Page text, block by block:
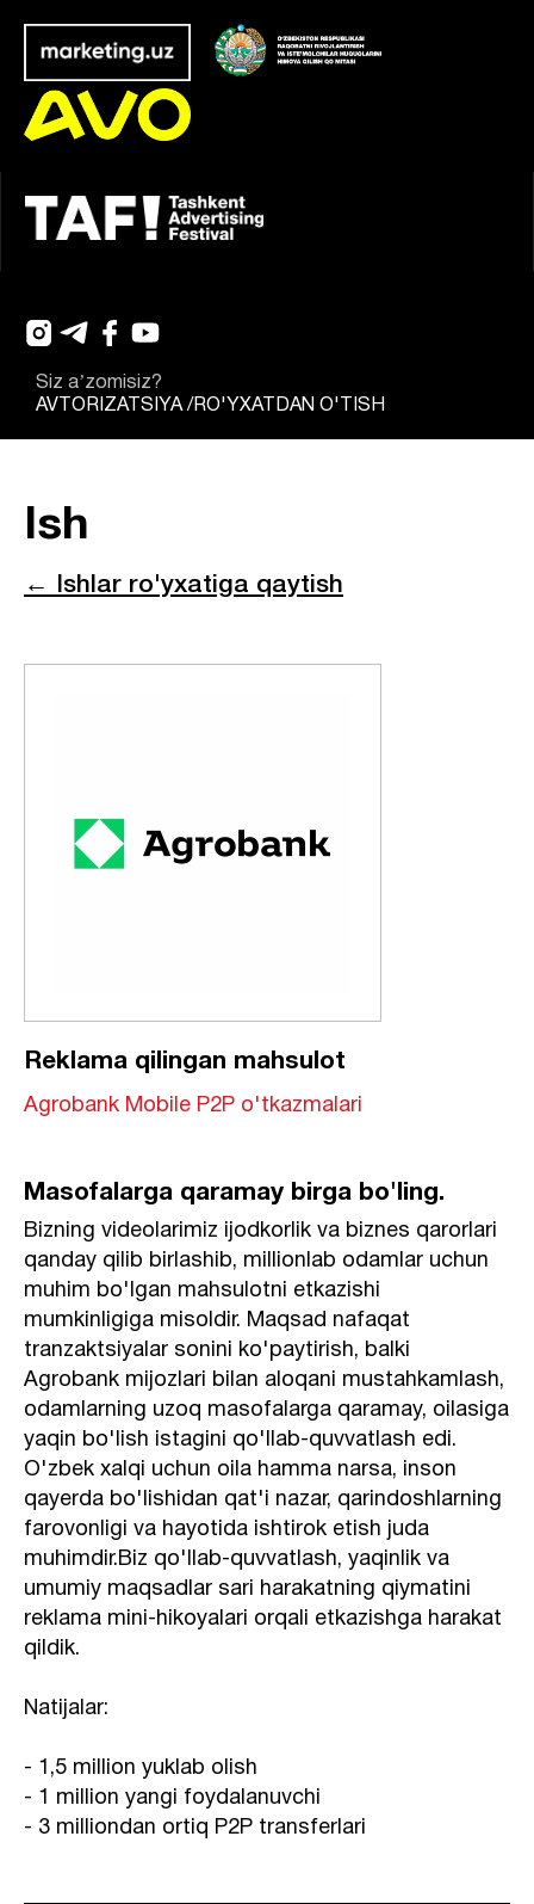
Siz aʼzomisiz?
AVTORIZATSIYA/ RO'YXATDAN O'TISH
Ish
← Ishlar ro'yxatiga qaytish
Reklama qilingan mahsulot
Agrobank Mobile P2P o'tkazmalari
Masofalarga qaramay birga bo'ling.
Bizning videolarimiz ijodkorlik va biznes qarorlari
qanday qilib birlashib, millionlab odamlar uchun
muhim bo'lgan mahsulotni etkazishi
mumkinligiga misoldir. Maqsad nafaqat
tranzaktsiyalar sonini ko'paytirish, balki
Agrobank mijozlari bilan aloqani mustahkamlash,
odamlarning uzoq masofalarga qaramay, oilasiga
yaqin bo'lish istagini qo'llab-quvvatlash edi.
O'zbek xalqi uchun oila hamma narsa, inson
qayerda bo'lishidan qat'i nazar, qarindoshlarning
farovonligi va hayotida ishtirok etish juda
muhimdir.Biz qo'llab-quvvatlash, yaqinlik va
umumiy maqsadlar sari harakatning qiymatini
reklama mini-hikoyalari orqali etkazishga harakat
qildik.
Natijalar:
- 1,5 million yuklab olish
- 1 million yangi foydalanuvchi
- 3 milliondan ortiq P2P transferlari